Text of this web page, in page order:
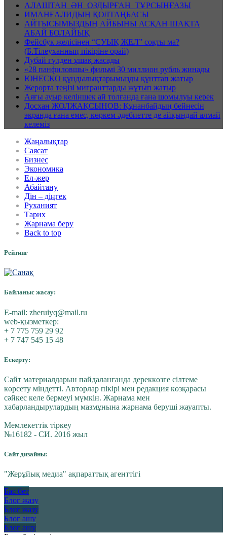
АЛАШТАН ӘН ОЗДЫРҒАН ТҰРСЫНҒАЗЫ
ИМАНҒАЛИДЫҢ ҚОЛТАҢБАСЫ
АЙТЫСЫМЫЗДЫҢ АЙБЫНЫ АСҚАН ШАҚТА
АБАЙ БОЛАЙЫҚ
Фейсбук желісінен “СУЫҚ ЖЕЛ” соқты ма?
(Б.Тілеуханның пікіріне орай)
Дубай гүлден ұшақ жасады
«28 панфиловшы» фильмі 30 миллион рубль жинады
ЮНЕСКО құндылықтарымызды құнттап жатыр
Жерорта теңізі мигранттарды жұтып жатыр
Аяғы ауыр келіншек ай толғанда ғана шомылуы керек
Досхан ЖОЛЖАҚСЫНОВ: Құнанбайдың бейнесін
экранда ғана емес, көркем әдебиетте де айқындай алмай
келеміз
Жаңалықтар
Саясат
Бизнес
Экономика
Ел-жер
Абайтану
Дін – діңгек
Руханият
Тарих
Жарнама беру
Back to top
Рейтинг
Байланыс жасау:
E-mail: zheruiyq@mail.ru
web-қызметкер:
+ 7 775 759 29 92
+ 7 747 545 15 48
Ескерту:
Сайт материалдарын пайдаланғанда дереккөзге сілтеме
көрсету міндетті. Авторлар пікірі мен редакция көзқарасы
сәйкес келе бермеуі мүмкін. Жарнама мен
хабарландырулардың мазмұнына жарнама беруші жауапты.
Мемлекеттік тіркеу
№16182 - СИ. 2016 жыл
Сайт дизайны:
"Жерұйық медиа" ақпараттық агенттігі
Бас бет
Блог жазу
Блог жазу
Блог ашу
Блог ашу